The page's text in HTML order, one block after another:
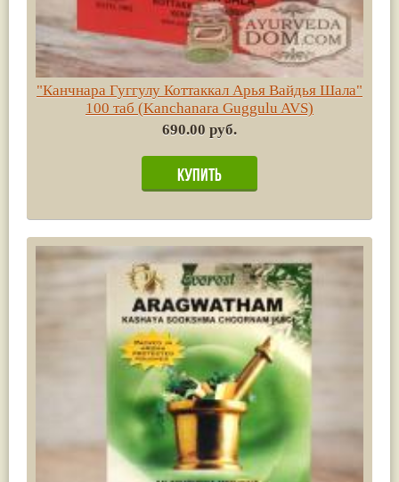
"Канчнара Гуггулу Коттаккал Арья Вайдья Шала"
100 таб (Kanchanara Guggulu AVS)
690.00 руб.